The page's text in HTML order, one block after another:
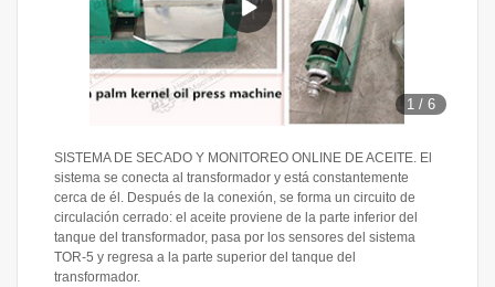
1 /6
SISTEMA DE SECADO Y MONITOREO ONLINE DE ACEITE. El
sistema se conecta al transformador y está constantemente
cerca de él. Después de la conexión, se forma un circuito de
circulación cerrado: el aceite proviene de la parte inferior del
tanque del transformador, pasa por los sensores del sistema
TOR-5 y regresa a la parte superior del tanque del
transformador.